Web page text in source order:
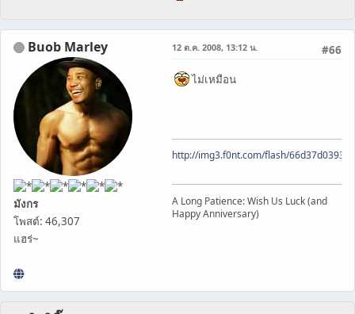
Buob Marley
มังกร
โพสต์: 46,307
แฮร่~
#66
12 ต.ค. 2008, 13:12 น.
ไม่เหมือน
http://img3.f0nt.com/flash/
A Long Patience: Wish Us Luck (and
Happy Anniversary)